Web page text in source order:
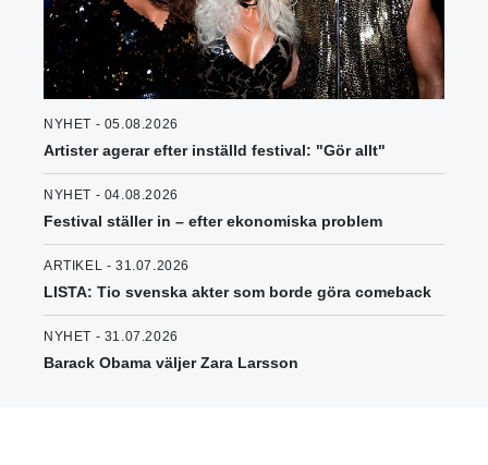
NYHET - 05.08.2026
Artister agerar efter inställd festival: "Gör allt"
NYHET - 04.08.2026
Festival ställer in – efter ekonomiska problem
ARTIKEL - 31.07.2026
LISTA: Tio svenska akter som borde göra comeback
NYHET - 31.07.2026
Barack Obama väljer Zara Larsson